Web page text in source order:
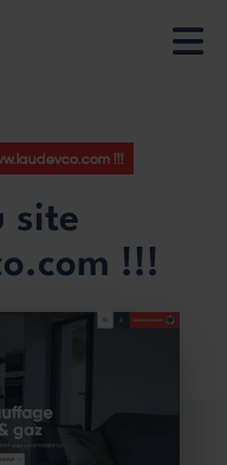
!!!
site
!!!